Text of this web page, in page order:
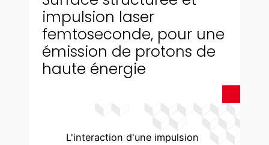
impulsion laser
femtoseconde, pour une
émission de protons de
haute énergie
L'interaction d'une impulsion